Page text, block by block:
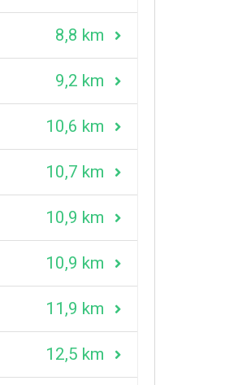
8,8 km
9,2 km
10,6 km
10,7 km
10,9 km
10,9 km
11,9 km
12,5 km